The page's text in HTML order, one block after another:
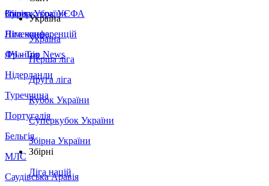
Збірна України
Італія
Німеччина
Франція
Нідерланди
Туреччина
Португалія
Бельгія
МЛС
Саудівська Аравія
Суперкубок УЄФА
Ліга конференцій
ЛЧ - Top News
Україна
Україна
Перша ліга
Друга ліга
Кубок України
Суперкубок України
Збірна України
Збірні
Ліга націй